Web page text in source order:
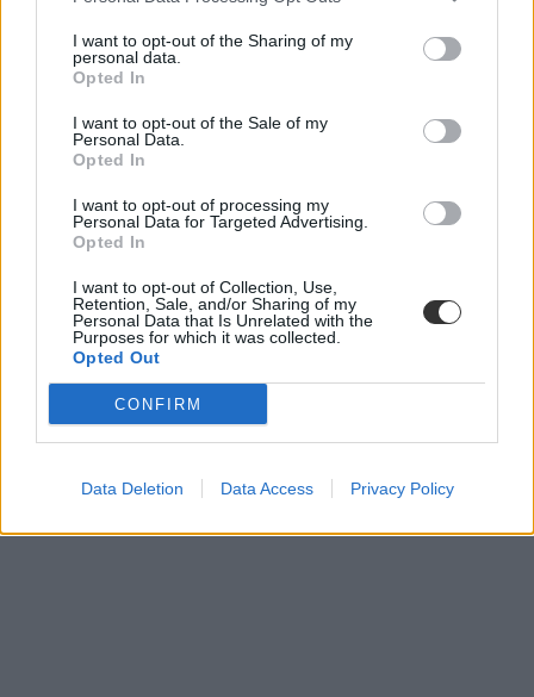
I want to opt-out of the Sharing of my
personal data.
Opted In
I want to opt-out of the Sale of my
Personal Data.
Opted In
I want to opt-out of processing my
Personal Data for Targeted Advertising.
Opted In
I want to opt-out of Collection, Use,
Retention, Sale, and/or Sharing of my
Personal Data that Is Unrelated with the
Purposes for which it was collected.
Opted Out
CONFIRM
Data Deletion Data Access Privacy Policy
munkanélküliség
foglalkoztatottság
ksh statisztika